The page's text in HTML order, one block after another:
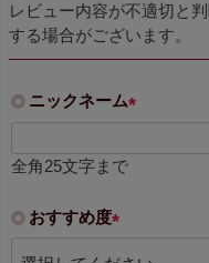
レビュー内容が不適切と
する場合がございます。
ニックネーム
必
全角25文字まで
おすすめ度